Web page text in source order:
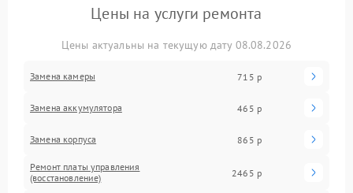
Цены на услуги ремонта
Цены актуальны на текущую дату 08.08.2026
Замена камеры 715 р
Замена аккумулятора 465 р
Замена корпуса 865 р
Ремонт платы управления
(восстановление)
2465 р